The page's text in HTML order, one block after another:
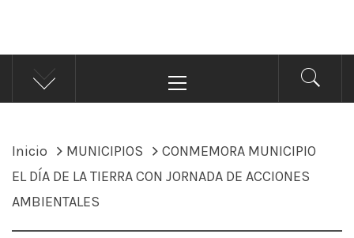
ÁNDALE NOTICIAS
Noticias
principal
Inicio MUNICIPIOS
CONMEMORA MUNICIPIO
EL DÍA DE LA TIERRA CON JORNADA DE ACCIONES
AMBIENTALES